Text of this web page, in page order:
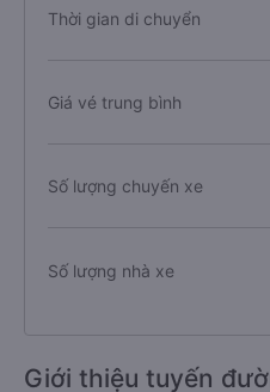
Thời gian di chuyển
Giá vé trung bình
Số lượng chuyến xe
Số lượng nhà xe
Giới thiệu tuyến